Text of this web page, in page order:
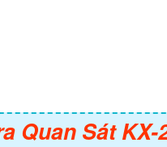
Quan Sát KX-